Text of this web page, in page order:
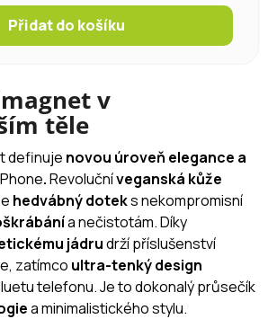
Přidat do košíku
v
těle
definuje novou úroveň elegance a
.Revolučníveganská kůže
hedvábný doteks nekompromisní
a nečistotám. Díky
jádrudrží příslušenství
zatímco ultra-tenký design
telefonu. Je to dokonalý průsečík
a minimalistického stylu.